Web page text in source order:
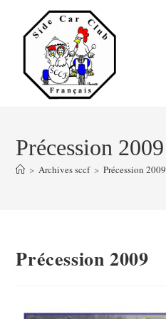
Précession 2009
> Archives sccf > Précession 2009
Précession 2009